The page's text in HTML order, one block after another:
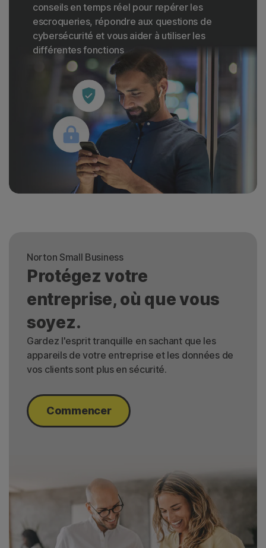
conseils en temps réel pour repérer les
escroqueries, répondre aux questions de
cybersécurité et vous aider à utiliser les
différentes fonctions
Norton Small Business
Protégez votre
entreprise, où que vous
soyez.
Gardez l'esprit tranquille en sachant que les
appareils de votre entreprise et les données de
vos clients sont plus en sécurité.
Commencer